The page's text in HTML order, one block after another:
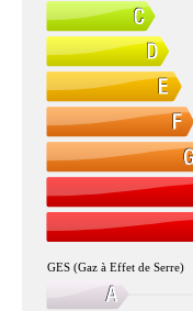
GES (Gaz à Effet de Serre)